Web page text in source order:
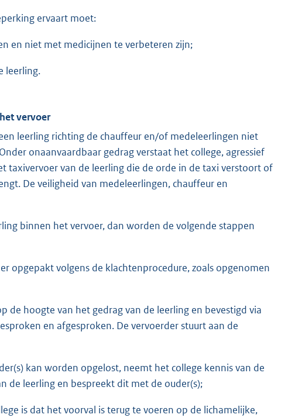
ervaart moet:
en niet met medicijnen te verbeteren zijn;
leerling.
vervoer
leerling richting de chauffeur en/of medeleerlingen niet
onaanvaardbaar gedrag verstaat het college, agressief
taxivervoer van de leerling die de orde in de taxi verstoort of
De veiligheid van medeleerlingen, chauffeur en
binnen het vervoer, dan worden de volgende stappen
opgepakt volgens de klachtenprocedure, zoals opgenomen
de hoogte van het gedrag van de leerling en bevestigd via
en afgesproken. De vervoerder stuurt aan de
kan worden opgelost, neemt het college kennis van de
de leerling en bespreekt dit met de ouder(s);
is dat het voorval is terug te voeren op de lichamelijke,